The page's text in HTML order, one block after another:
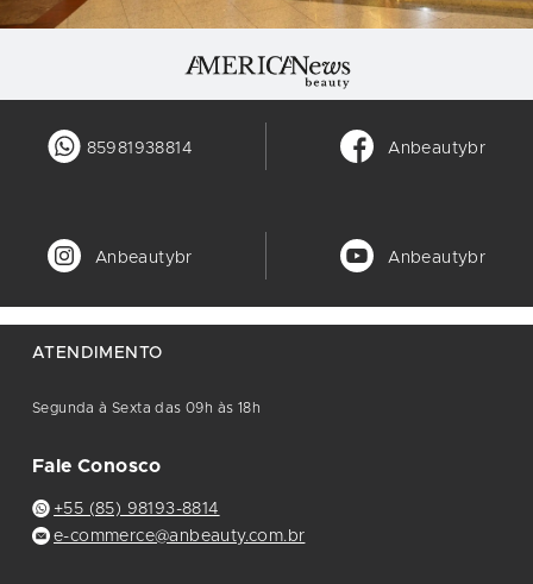
85981938814 Anbeautybr
Anbeautybr Anbeautybr
ATENDIMENTO
Segunda à Sexta das 09h às 18h
Fale Conosco
+55 (85) 98193-8814
e-commerce@anbeauty.com.br